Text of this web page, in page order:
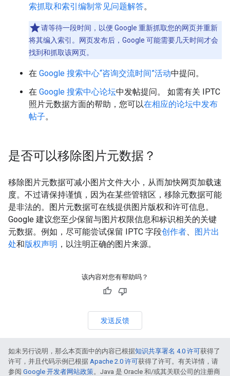
索抓取和索引编制常见问题解答。
请等待一段时间，以便 Google 重新抓取您的网页并重新
将其编入索引。网页发布后，Google 可能需要几天时间才会
找到和抓取该网页。
在 Google 搜索中心“咨询交流时间”活动中提问。
在 Google 搜索中心论坛中发帖提问。 如需有关 IPTC
照片元数据方面的帮助，您可以在相应的论坛中发布
帖子。
是否可以移除图片元数据？
移除图片元数据可减小图片文件大小，从而加快网页加载速
度。不过请保持谨慎，因为在某些管辖区，移除元数据可能
是非法的。图片元数据可在线提供图片版权和许可信息。
Google 建议您至少保留与图片权限信息和标识相关的关键
元数据。例如，尽可能尝试保留 IPTC 字段创作者
图片出
处和版权声明 ，以注明正确的图片来源。
该内容对您有帮助吗？
发送反馈
如未另行说明，那么本页面中的内容已根据知识共享署名 4.0 许可获得了
许可，并且代码示例已根据 Apache 2.0 许可获得了许可。有关详情，请
参阅 Google 开发者网站政策。Java 是 Oracle 和/或其关联公司的注册商